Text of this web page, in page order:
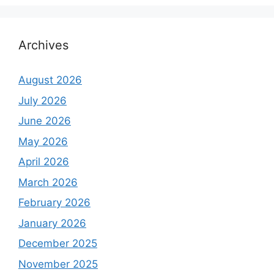
Archives
August 2026
July 2026
June 2026
May 2026
April 2026
March 2026
February 2026
January 2026
December 2025
November 2025